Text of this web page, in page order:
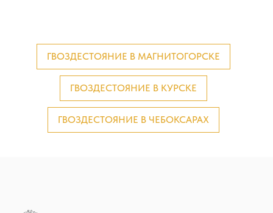
ГВОЗДЕСТОЯНИЕ В МАГНИТОГОРСКЕ
ГВОЗДЕСТОЯНИЕ В КУРСКЕ
ГВОЗДЕСТОЯНИЕ В ЧЕБОКСАРАХ